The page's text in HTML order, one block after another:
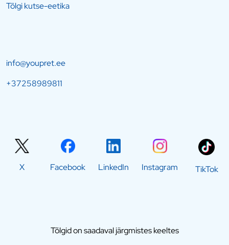
Tõlgi kutse-eetika
info@youpret.ee
+37258989811
X Facebook LinkedIn Instagram TikTok
Tõlgid on saadaval järgmistes keeltes